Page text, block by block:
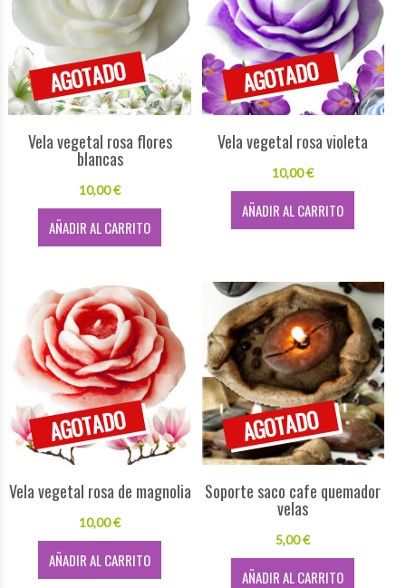
Vela vegetal rosa flores
blancas
10,00 €
AÑADIR AL CARRITO
Vela vegetal rosa violeta
10,00 €
AÑADIR AL CARRITO
Vela vegetal rosa de magnolia
10,00 €
AÑADIR AL CARRITO
Soporte saco cafe quemador
velas
5,00 €
AÑADIR AL CARRITO